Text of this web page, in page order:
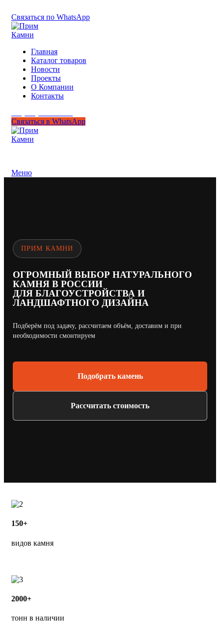
Связаться по WhatsApp
Главная
Каталог товаров
Новости
Проекты
О Компании
Контакты
Связаться в WhatsApp
Меню
ПРИМ КАМНИ
ОГРОМНЫЙ ВЫБОР НАТУРАЛЬНОГО
КАМНЯ В РОССИИ
ДЛЯ БЛАГОУСТРОЙСТВА И
ЛАНДШАФТНОГО ДИЗАЙНА
Подберём под задачу, рассчитаем объём, доставим и при
необходимости смонтируем
Подобрать камень
Рассчитать стоимость
150+
видов камня
2000+
тонн в наличии